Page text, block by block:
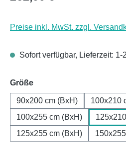
Preise inkl. MwSt. zzgl.
Sofort verfügbar, Lieferzeit: 1-
Größeauswählen
90x200 cm (BxH)
100x210
100x255 cm (BxH)
125x255 cm (BxH)